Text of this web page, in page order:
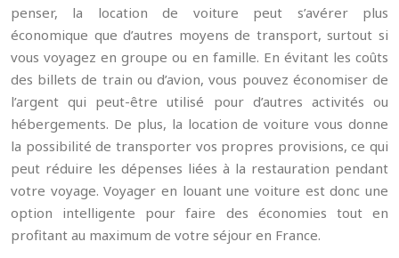
penser, la location de voiture peut s’avérer plus
économique que d’autres moyens de transport, surtout si
vous voyagez en groupe ou en famille. En évitant les coûts
des billets de train ou d’avion, vous pouvez économiser de
l’argent qui peut-être utilisé pour d’autres activités ou
hébergements. De plus, la location de voiture vous donne
la possibilité de transporter vos propres provisions, ce qui
peut réduire les dépenses liées à la restauration pendant
votre voyage. Voyager en louant une voiture est donc une
option intelligente pour faire des économies tout en
profitant au maximum de votre séjour en France.